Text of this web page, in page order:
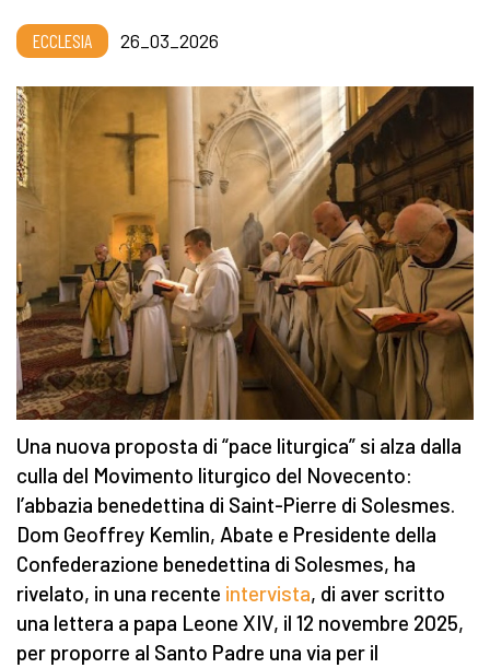
ECCLESIA 26_03_2026
Una nuova proposta di “pace liturgica” si alza dalla
culla del Movimento liturgico del Novecento:
l’abbazia benedettina di Saint-Pierre di Solesmes.
Dom Geoffrey Kemlin, Abate e Presidente della
Confederazione benedettina di Solesmes, ha
rivelato, in una recente intervista, di aver scritto
una lettera a papa Leone XIV, il 12 novembre 2025,
per proporre al Santo Padre una via per il